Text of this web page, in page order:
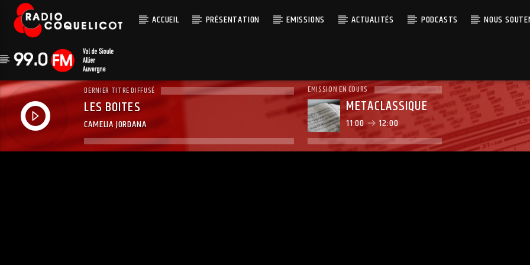
ACCUEIL PRÉSENTATION EMISSIONS ACTUALITÉS PODCASTS NOUS
DERNIER TITRE DIFFUSÉ
LES BOITES
CAMELIA JORDANA
EMISSION EN COURS
METACLASSIQUE
11:00 12:00